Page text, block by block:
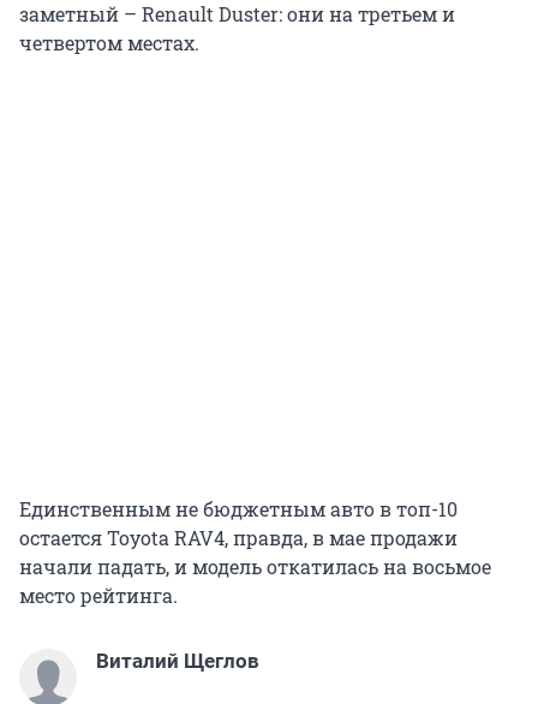
заметный – Renault Duster: они на третьем и
четвертом местах.
Единственным не бюджетным авто в топ-10
остается Toyota RAV4, правда, в мае продажи
начали падать, и модель откатилась на восьмое
место рейтинга.
Виталий Щеглов